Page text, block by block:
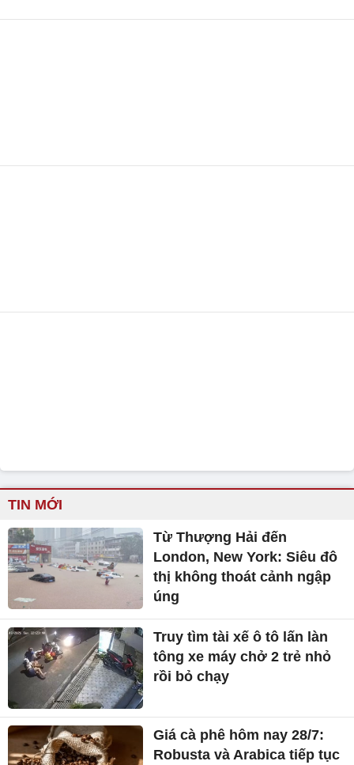
TIN MỚI
Từ Thượng Hải đến
London, New York: Siêu đô
thị không thoát cảnh ngập
úng
Truy tìm tài xế ô tô lấn làn
tông xe máy chở 2 trẻ nhỏ
rồi bỏ chạy
Giá cà phê hôm nay 28/7:
Robusta và Arabica tiếp tục